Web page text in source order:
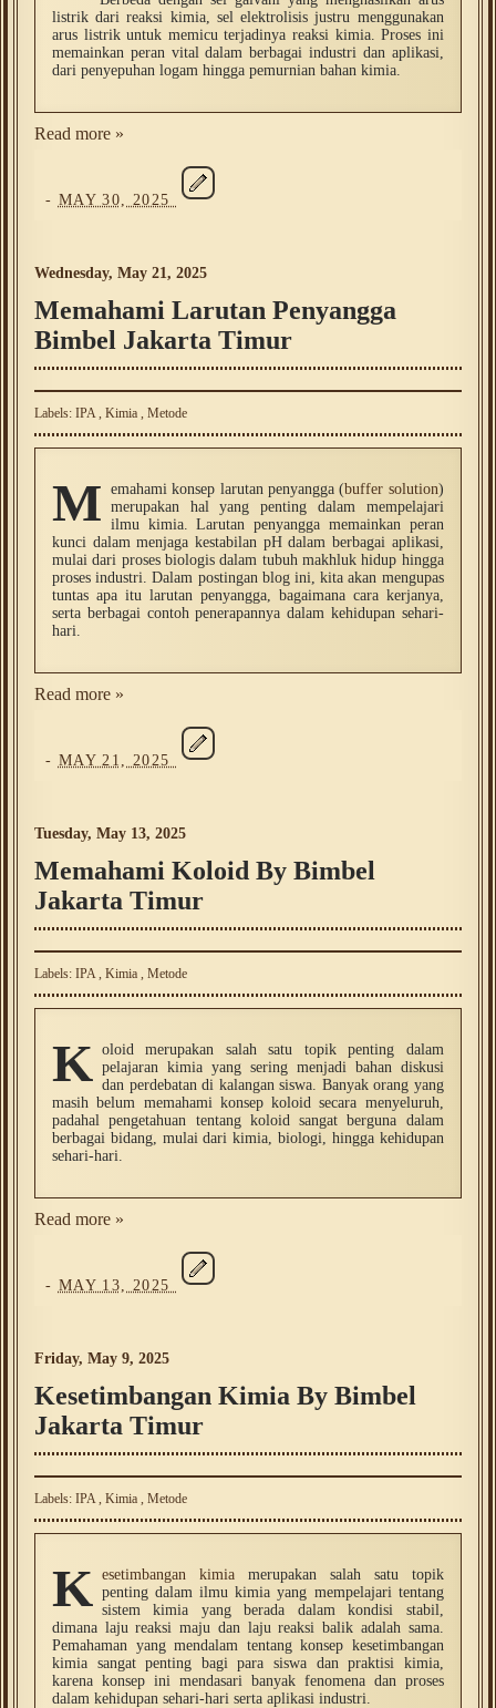
listrik dari reaksi kimia, sel elektrolisis justru menggunakan
arus listrik untuk memicu terjadinya reaksi kimia. Proses ini
memainkan peran vital dalam berbagai industri dan aplikasi,
dari penyepuhan logam hingga pemurnian bahan kimia.
Read more »
- MAY 30, 2025
Wednesday, May 21, 2025
Memahami Larutan Penyangga
Bimbel Jakarta Timur
Labels: IPA, Kimia , Metode
M emahami konsep larutan penyangga (buffer solution)
merupakan hal yang penting dalam mempelajari
ilmu kimia. Larutan penyangga memainkan peran
kunci dalam menjaga kestabilan pH dalam berbagai aplikasi,
mulai dari proses biologis dalam tubuh makhluk hidup hingga
proses industri. Dalam postingan blog ini, kita akan mengupas
tuntas apa itu larutan penyangga, bagaimana cara kerjanya,
serta berbagai contoh penerapannya dalam kehidupan sehari-
hari.
Read more »
- MAY 21, 2025
Tuesday, May 13, 2025
Memahami Koloid By Bimbel
Jakarta Timur
Labels: IPA, Kimia , Metode
K oloid merupakan salah satu topik penting dalam
pelajaran kimia yang sering menjadi bahan diskusi
dan perdebatan di kalangan siswa. Banyak orang yang
masih belum memahami konsep koloid secara menyeluruh,
padahal pengetahuan tentang koloid sangat berguna dalam
berbagai bidang, mulai dari kimia, biologi, hingga kehidupan
sehari-hari.
Read more »
- MAY 13, 2025
Friday, May 9, 2025
Kesetimbangan Kimia By Bimbel
Jakarta Timur
Labels: IPA, Kimia , Metode
K esetimbangan kimiamerupakan salah satu topik
penting dalam ilmu kimia yang mempelajari tentang
sistem kimia yang berada dalam kondisi stabil,
dimana laju reaksi maju dan laju reaksi balik adalah sama.
Pemahaman yang mendalam tentang konsep kesetimbangan
kimia sangat penting bagi para siswa dan praktisi kimia,
karena konsep ini mendasari banyak fenomena dan proses
dalam kehidupan sehari-hari serta aplikasi industri.